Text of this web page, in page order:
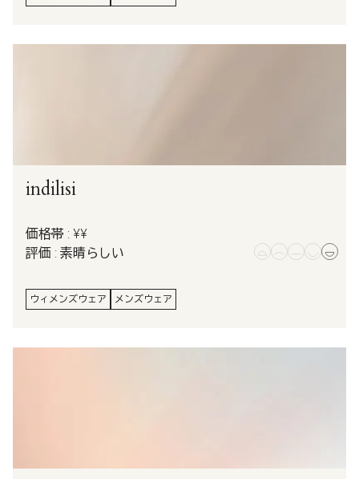
indilisi
価格帯 : ¥¥
評価 : 素晴らしい
ウィメンズウェア メンズウェア